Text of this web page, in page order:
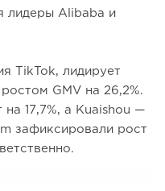
лидеры Alibaba и
TikTok, лидирует
GMV на 26,2%.
на 17,7%, а Kuaishou —
зафиксировали рост